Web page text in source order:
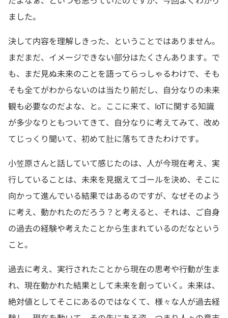
ました。
決して内容を理解しきった、ということではありません。
まだまだ、イメージできない部分はたくさんあります。で
も、まだ見ぬ未来のことを語ってらっしゃるわけで、そも
そも全てがわからないのは当たり前だし、自分なりの未来
観も必要なのだよな、と。ここに来て、IoTに関する知識
が多少なりともついてきて、自分なりに考えてみて、改め
てじっくり聞いて、初めて肚に落ちてきたわけです。
小笠原さんと話していて感じたのは、人が今現在考え、実
行していることは、未来を見据えてゴールを決め、そこに
向かって進んでいる結果ではあるのですが、なぜそのよう
に考え、動かれたのだろう？と考えると、それは、ご自身
の過去の経験や考えたことから生まれているのだなという
こと。
過去に考え、実行されたことから現在の思考や行動が生ま
れ、現在動かれた結果として未来を創っていく。未来は、
絶対値としてそこにあるのではなくて、様々な人が過去経